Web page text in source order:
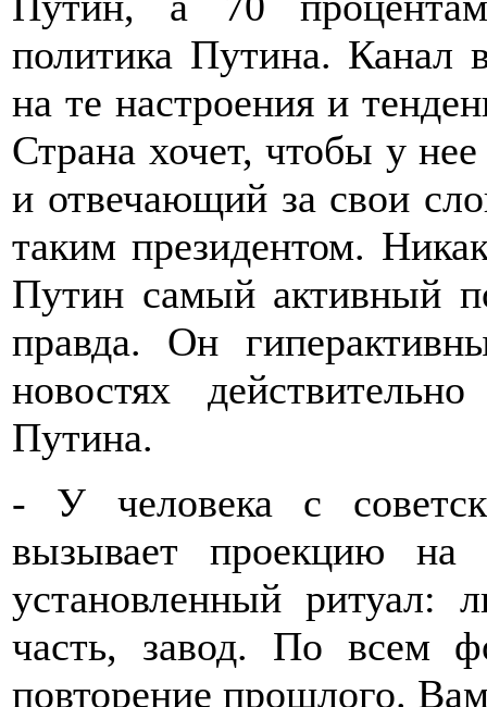
политика Путина. Канал
на те настроения и
Страна хочет, чтобы у
и отвечающий за свои
таким президентом.
Путин самый активный
правда. Он
новостях
Путина.
- У человека с
вызывает проекцию на
установленный ритуал:
часть, завод. По всем
повторение прошлого.